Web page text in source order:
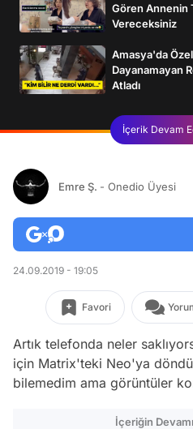
Gören Annenin
Vereceksiniz
Amasya'da
Dayanamayan
Atladı
İçerik Devam
Emre Ş. - Onedio Üyesi
24.09.2019 - 19:05
Favori
Artık telefonda neler
için Matrix'teki Neo'ya
bilemedim ama görüntüler
İçeriğin